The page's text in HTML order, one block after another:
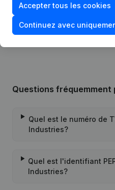
Questions fréquemment
Quel est le numéro de
Industries?
Quel est l'identifiant
Industries?
Accepter tous les cookies
Continuez avec